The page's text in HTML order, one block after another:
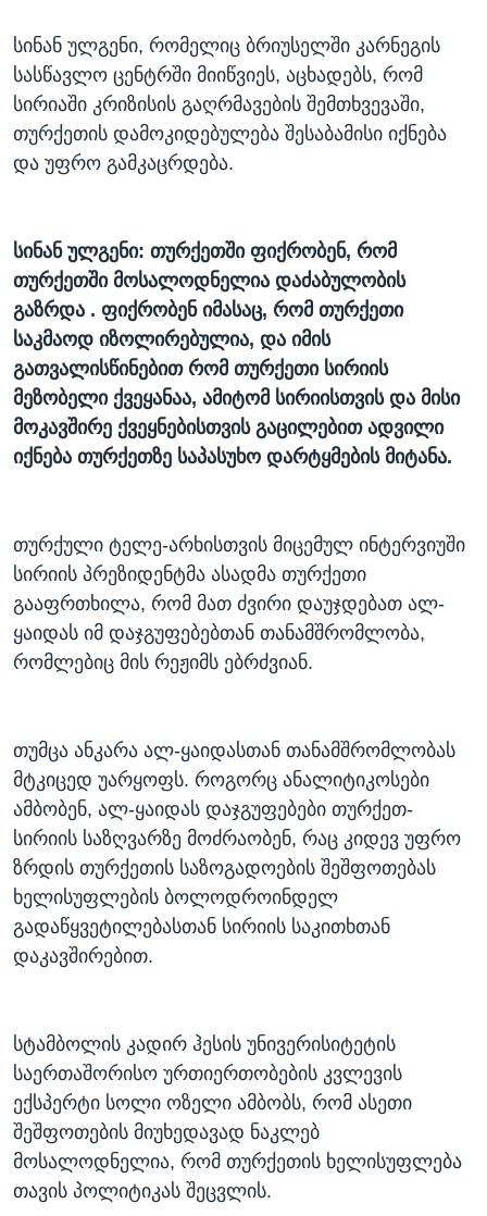
სინან ულგენი, რომელიც ბრიუსელში კარნეგის
სასწავლო ცენტრში მიიწვიეს, აცხადებს, რომ
სირიაში კრიზისის გაღრმავების შემთხვევაში,
თურქეთის დამოკიდებულება შესაბამისი იქნება
და უფრო გამკაცრდება.
სინან ულგენი: თურქეთში ფიქრობენ, რომ
თურქეთში მოსალოდნელია დაძაბულობის
გაზრდა . ფიქრობენ იმასაც, რომ თურქეთი
საკმაოდ იზოლირებულია, და იმის
გათვალისწინებით რომ თურქეთი სირიის
მეზობელი ქვეყანაა, ამიტომ სირიისთვის და მისი
მოკავშირე ქვეყნებისთვის გაცილებით ადვილი
იქნება თურქეთზე საპასუხო დარტყმების მიტანა.
თურქული ტელე-არხისთვის მიცემულ ინტერვიუში
სირიის პრეზიდენტმა ასადმა თურქეთი
გააფრთხილა, რომ მათ ძვირი დაუჯდებათ ალ-
ყაიდას იმ დაჯგუფებებთან თანამშრომლობა,
რომლებიც მის რეჟიმს ებრძვიან.
თუმცა ანკარა ალ-ყაიდასთან თანამშრომლობას
მტკიცედ უარყოფს. როგორც ანალიტიკოსები
ამბობენ, ალ-ყაიდას დაჯგუფებები თურქეთ-
სირიის საზღვარზე მოძრაობენ, რაც კიდევ უფრო
ზრდის თურქეთის საზოგადოების შეშფოთებას
ხელისუფლების ბოლოდროინდელ
გადაწყვეტილებასთან სირიის საკითხთან
დაკავშირებით.
სტამბოლის კადირ ჰესის უნივერისიტეტის
საერთაშორისო ურთიერთობების კვლევის
ექსპერტი სოლი ოზელი ამბობს, რომ ასეთი
შეშფოთების მიუხედავად ნაკლებ
მოსალოდნელია, რომ თურქეთის ხელისუფლება
თავის პოლიტიკას შეცვლის.